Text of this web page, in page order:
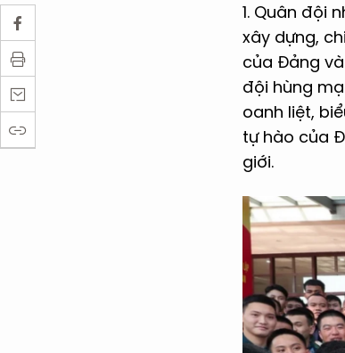
1. Quân đội
xây dựng,
của Đảng
đội hùng
oanh liệt,
tự hào của
giới.